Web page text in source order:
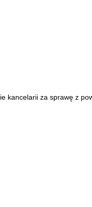
kancelarii za sprawę z